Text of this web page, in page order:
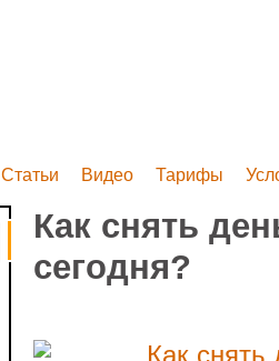
Статьи Видео Тарифы
Как снять
сегодня?